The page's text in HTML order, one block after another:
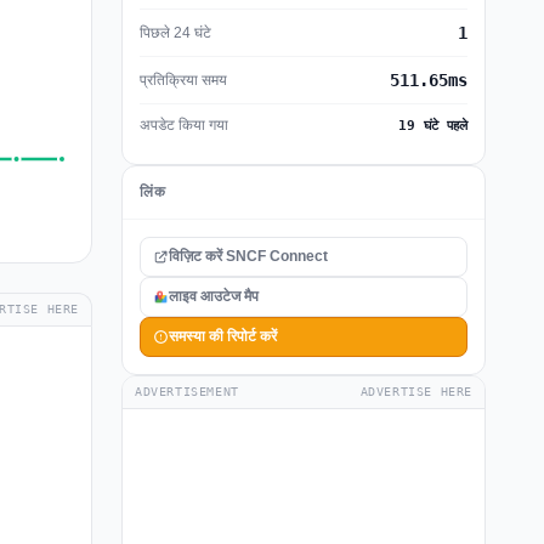
HERE
पिछले 24 घंटे 1
प्रतिक्रिया समय 511.65ms
अपडेट किया गया 19 घंटे पहले
लिंक
विज़िट करें SNCF Connect
लाइव आउटेज मैप
समस्या की रिपोर्ट करें
ADVERTISEMENT ADVERTISE HERE